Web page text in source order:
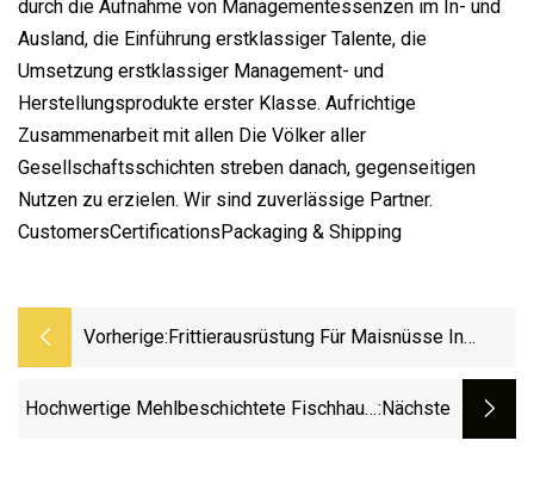
durch die Aufnahme von Managementessenzen im In- und
Ausland, die Einführung erstklassiger Talente, die
Umsetzung erstklassiger Management- und
Herstellungsprodukte erster Klasse. Aufrichtige
Zusammenarbeit mit allen Die Völker aller
Gesellschaftsschichten streben danach, gegenseitigen
Nutzen zu erzielen. Wir sind zuverlässige Partner.
CustomersCertificationsPackaging & Shipping
Vorherige: Frittierausrüstung Für Maisnüsse In
Hochwertige Mehlbeschichtete Fischhaut-:nächste